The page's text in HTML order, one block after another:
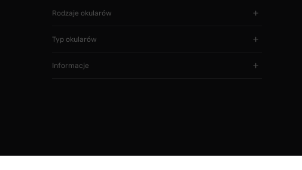
Rodzaje okularów
Typ okularów
Informacje